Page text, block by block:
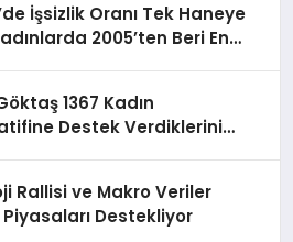
İşsizlik Oranı Tek Haneye
2005’ten Beri En
1367 Kadın
Destek Verdiklerini
Rallisi ve Makro Veriler
Destekliyor